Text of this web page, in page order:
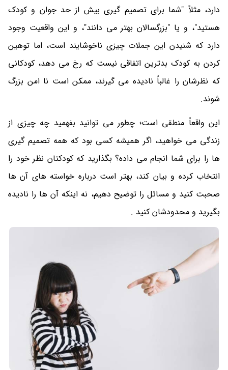
دارد، مثلاً "شما برای تصمیم گیری بیش از حد جوان و کودک
هستید"، و یا "بزرگسالان بهتر می دانند"، و این واقعیت وجود
دارد که شنیدن این جملات چیزی ناخوشایند است، اما توهین
کردن به کودک بدترین اتفاقی نیست که رخ می دهد، کودکانی
که نظرشان را غالباً نادیده می گیرند، ممکن است نا امن بزرگ
شوند.
این واقعاً منطقی است؛ چطور می توانید بفهمید چه چیزی از
زندگی می خواهید، اگر همیشه کسی بود که همه تصمیم گیری
ها را برای شما انجام می داده؟ بگذارید که کودکتان نظر خود را
انتخاب کرده و بیان کند، بهتر است درباره خواسته های آن ها
صحبت کنید و مسائل را توضیح دهیم، نه اینکه آن ها را نادیده
بگیرید و محدودشان کنید .